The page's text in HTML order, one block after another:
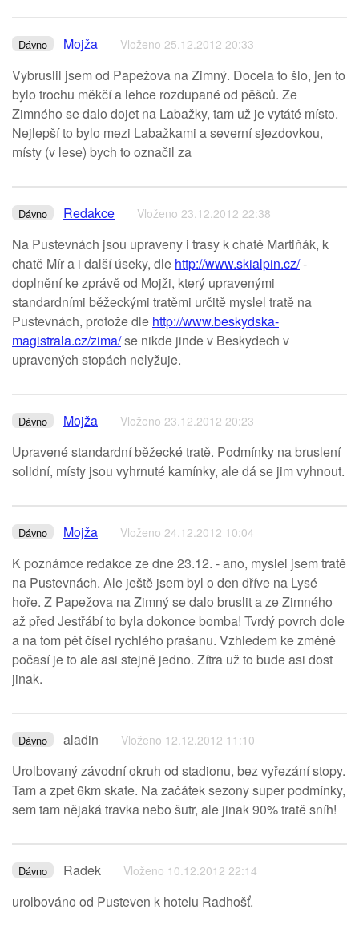
Dávno Mojža Vloženo 25.12.2012 20:33
Vybruslil jsem od Papežova na Zimný. Docela to šlo, jen to
bylo trochu měkčí a lehce rozdupané od pěšců. Ze
Zimného se dalo dojet na Labažky, tam už je vytáté místo.
Nejlepší to bylo mezi Labažkami a severní sjezdovkou,
místy (v lese) bych to označil za
Dávno Redakce Vloženo 23.12.2012 22:38
Na Pustevnách jsou upraveny i trasy k chatě Martiňák, k
chatě Mír a i další úseky, dle http://www.skialpin.cz/-
doplnění ke zprávě od Mojži, který upravenými
standardními běžeckými tratěmi určitě myslel tratě na
Pustevnách, protože dle http://www.beskydska-
magistrala.cz/zima/se nikde jinde v Beskydech v
upravených stopách nelyžuje.
Dávno Mojža Vloženo 23.12.2012 20:23
Upravené standardní běžecké tratě. Podmínky na bruslení
solidní, místy jsou vyhrnuté kamínky, ale dá se jim vyhnout.
Dávno Mojža Vloženo 24.12.2012 10:04
K poznámce redakce ze dne 23.12. - ano, myslel jsem tratě
na Pustevnách. Ale ještě jsem byl o den dříve na Lysé
hoře. Z Papežova na Zimný se dalo bruslit a ze Zimného
až před Jestřábí to byla dokonce bomba! Tvrdý povrch dole
a na tom pět čísel rychlého prašanu. Vzhledem ke změně
počasí je to ale asi stejně jedno. Zítra už to bude asi dost
jinak.
Dávno aladin Vloženo 12.12.2012 11:10
Urolbovaný závodní okruh od stadionu, bez vyřezání stopy.
Tam a zpet 6km skate. Na začátek sezony super podmínky,
sem tam nějaká travka nebo šutr, ale jinak 90% tratě sníh!
Dávno Radek Vloženo 10.12.2012 22:14
urolbováno od Pusteven k hotelu Radhošť.